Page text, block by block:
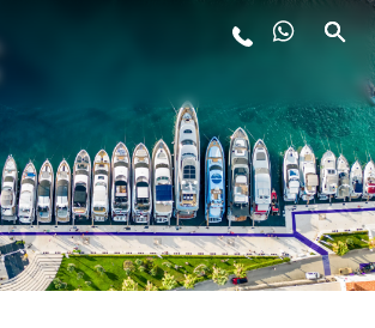
STYLE DE VIE
L'INNOVATION
LA SOCIÉTÉ